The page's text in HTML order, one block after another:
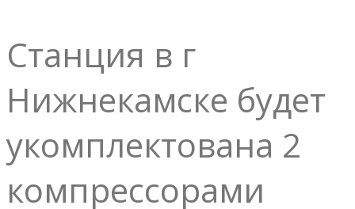
Станция в г
Нижнекамске будет
укомплектована 2
компрессорами